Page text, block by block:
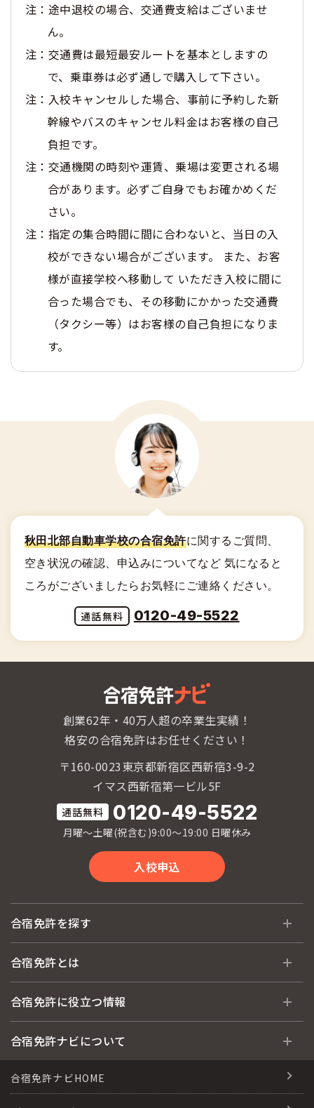
注：途中退校の場合、交通費支給はございませ
ん。
注：交通費は最短最安ルートを基本としますの
で、乗車券は必ず通しで購入して下さい。
注：入校キャンセルした場合、事前に予約した新
幹線やバスのキャンセル料金はお客様の自己
負担です。
注：交通機関の時刻や運賃、乗場は変更される場
合があります。必ずご自身でもお確かめくだ
さい。
注：指定の集合時間に間に合わないと、当日の入
校ができない場合がございます。 また、お客
様が直接学校へ移動して いただき入校に間に
合った場合でも、その移動にかかった交通費
（タクシー等）はお客様の自己負担になりま
す。
秋田北部自動車学校の合宿免許に関する ご質問、
空き状況の確認、申込みについてなど 気になると
ころがございましたらお気軽にご連絡ください。
0120-49-5522
創業62年・40万人超の卒業生実績！
格安の合宿免許はお任せください！
〒160-0023東京都新宿区西新宿3-9-2
イマス西新宿第一ビル5F
0120-49-5522
月曜〜土曜(祝含む)9:00〜19:00 日曜休み
入校申込
合宿免許を探す
全国 教習所一覧
運転免許の種類(車種)
格安シーズン料金
合宿免許とは
合宿免許とは
合宿免許選びのアドバイス
合宿免許の入校までの流れ
合宿免許に役立つ情報
合宿免許に役立つ情報
合宿免許ナビについて
会社情報・代表メッセージ
合宿免許ナビHOME